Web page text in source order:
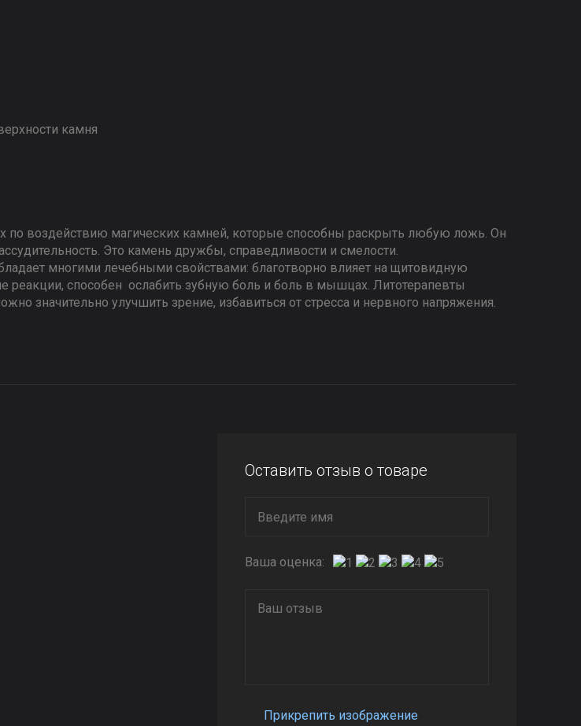
камня
воздействию магических камней, которые способны раскрыть любую ложь. Он
Это камень дружбы, справедливости и смелости.
многими лечебными свойствами: благотворно влияет на щитовидную
реакции, способен ослабить зубную боль и боль в мышцах. Литотерапевты
значительно улучшить зрение, избавиться от стресса и нервного напряжения.
Оставить отзыв о товаре
Ваша оценка:
Прикрепить изображение